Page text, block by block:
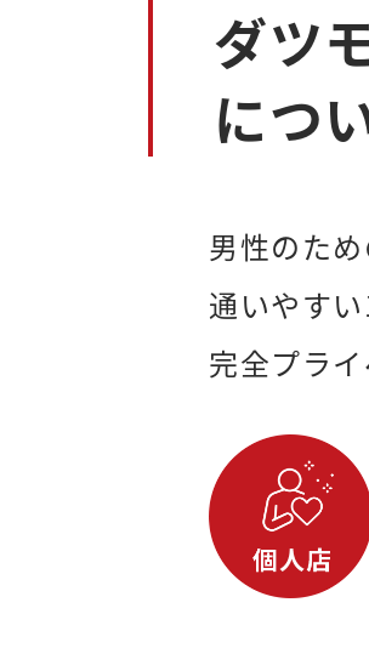
ダツ
につ
男性のため
通いやす
完全プライ